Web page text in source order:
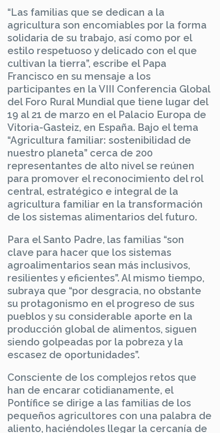
“Las familias que se dedican a la
agricultura son encomiables por la forma
solidaria de su trabajo, así como por el
estilo respetuoso y delicado con el que
cultivan la tierra”, escribe el Papa
Francisco en su mensaje a los
participantes en la VIII Conferencia Global
del Foro Rural Mundial que tiene lugar del
19 al 21 de marzo en el Palacio Europa de
Vitoria-Gasteiz, en España. Bajo el tema
“Agricultura familiar: sostenibilidad de
nuestro planeta” cerca de 200
representantes de alto nivel se reúnen
para promover el reconocimiento del rol
central, estratégico e integral de la
agricultura familiar en la transformación
de los sistemas alimentarios del futuro.
Para el Santo Padre, las familias “son
clave para hacer que los sistemas
agroalimentarios sean más inclusivos,
resilientes y eficientes”. Al mismo tiempo,
subraya que “por desgracia, no obstante
su protagonismo en el progreso de sus
pueblos y su considerable aporte en la
producción global de alimentos, siguen
siendo golpeadas por la pobreza y la
escasez de oportunidades”.
Consciente de los complejos retos que
han de encarar cotidianamente, el
Pontífice se dirige a las familias de los
pequeños agricultores con una palabra de
aliento, haciéndoles llegar la cercanía de